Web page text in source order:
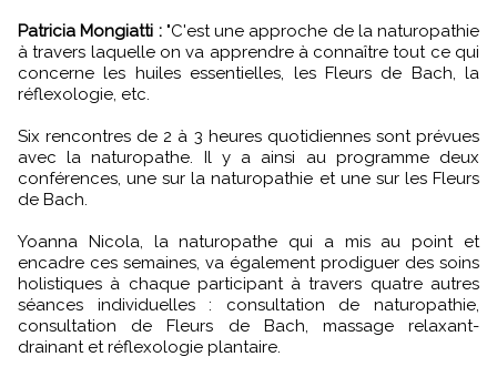
Patricia Mongiatti :"C'est une approche de la naturopathie
à travers laquelle on va apprendre à connaître tout ce qui
concerne les huiles essentielles, les Fleurs de Bach, la
réflexologie, etc.
Six rencontres de 2 à 3 heures quotidiennes sont prévues
avec la naturopathe. Il y a ainsi au programme deux
conférences, une sur la naturopathie et une sur les Fleurs
de Bach.
Yoanna Nicola, la naturopathe qui a mis au point et
encadre ces semaines, va également prodiguer des soins
holistiques à chaque participant à travers quatre autres
séances individuelles : consultation de naturopathie,
consultation de Fleurs de Bach, massage relaxant-
drainant et réflexologie plantaire.